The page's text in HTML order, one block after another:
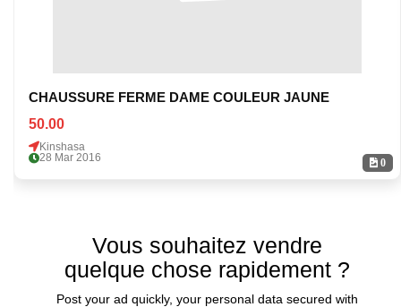
0
CHAUSSURE FERME DAME COULEUR JAUNE
50.00
Kinshasa
28 Mar 2016
Vous souhaitez vendre
quelque chose rapidement ?
Post your ad quickly, your personal data secured with